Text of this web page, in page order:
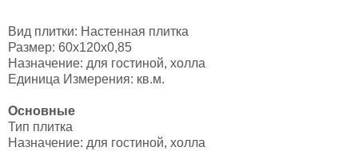
Вид плитки: Настенная плитка
Размер: 60х120х0,85
Назначение: для гостиной, холла
Единица Измерения: кв.м.
Основные
Тип плитка
Назначение: для гостиной, холла